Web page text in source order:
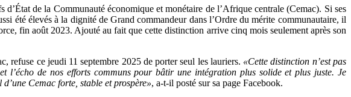
de la Communauté économique et monétaire de l’Afrique centrale (Cemac). Si ses
été élevés à la dignité de Grand commandeur dans l’Ordre du mérite communautaire, il
fin août 2023. Ajouté au fait que cette distinction arrive cinq mois seulement après son
refuse ce jeudi 11 septembre 2025 de porter seul les lauriers. «Cette distinction n’est pas
de nos efforts communs pour bâtir une intégration plus solide et plus juste. Je
Cemac forte, stable et prospère», a-t-il posté sur sa page Facebook.